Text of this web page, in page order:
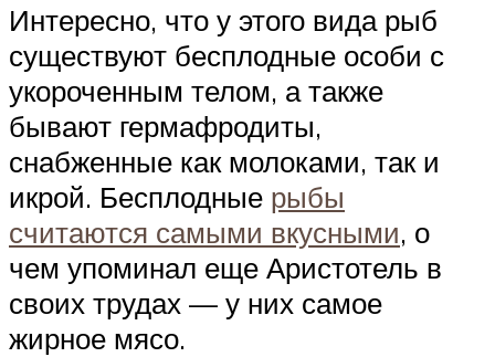
Интересно, что у этого вида рыб
существуют бесплодные особи с
укороченным телом, а также
бывают гермафродиты,
снабженные как молоками, так и
икрой. Бесплодные рыбы
считаются самыми вкусными, о
чем упоминал еще Аристотель в
своих трудах — у них самое
жирное мясо.